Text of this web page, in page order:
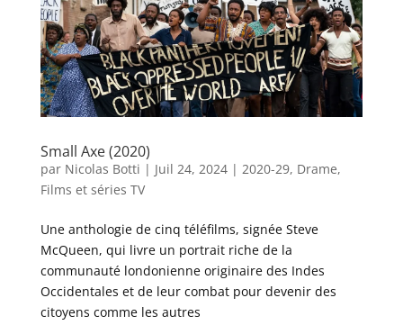
Small Axe (2020)
par Nicolas Botti | Juil 24, 2024| 2020-29, Drame,
Films et séries TV
Une anthologie de cinq téléfilms, signée Steve
McQueen, qui livre un portrait riche de la
communauté londonienne originaire des Indes
Occidentales et de leur combat pour devenir des
citoyens comme les autres